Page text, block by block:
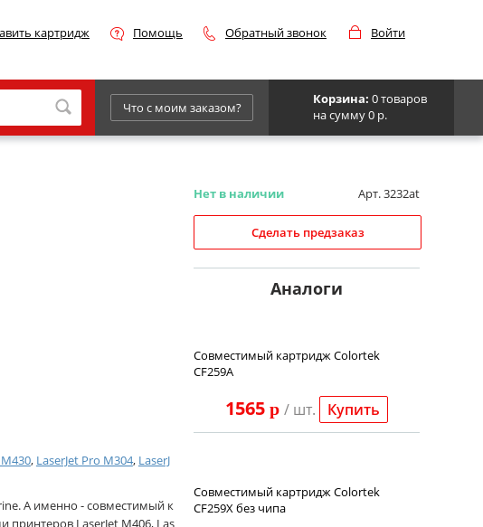
картридж Помощь Обратный звонок Войти
Что с моим заказом?
Корзина: 0 товаров
на сумму 0 р.
, LaserJet Pro M304, LaserJ
А именно - совместимый к
LaserJet M406, Las
Нет в наличии Арт. 3232at
Сделать предзаказ
Аналоги
Совместимый картридж Colortek
CF259A
1565p / шт. Купить
Совместимый картридж Colortek
CF259X без чипа